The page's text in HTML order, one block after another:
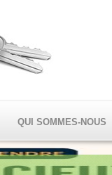
QUI SOMMES-NOUS